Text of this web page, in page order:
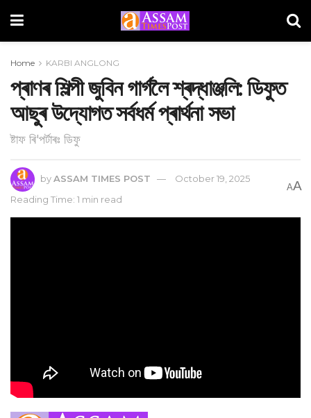
Home KARBI ANGLONG
প্ৰাণৰ শিল্পী জুবিন গাৰ্গলৈ শ্ৰদ্ধাঞ্জলি: ডিফুত
আছুৰ উদ্যোগত সৰ্বধৰ্ম প্ৰাৰ্থনা সভা
ষ্টাফ ৰি'পৰ্টাৰঃ ডিফু
byASSAM TIMES POST
October 19, 2025
Reading Time: 1 min read
AA